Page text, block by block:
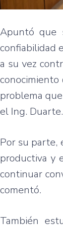
Apuntó que
confiabilidad
a su vez
problema
el Ing. Duarte.
Por su parte,
productiva y
continuar
comentó.
También